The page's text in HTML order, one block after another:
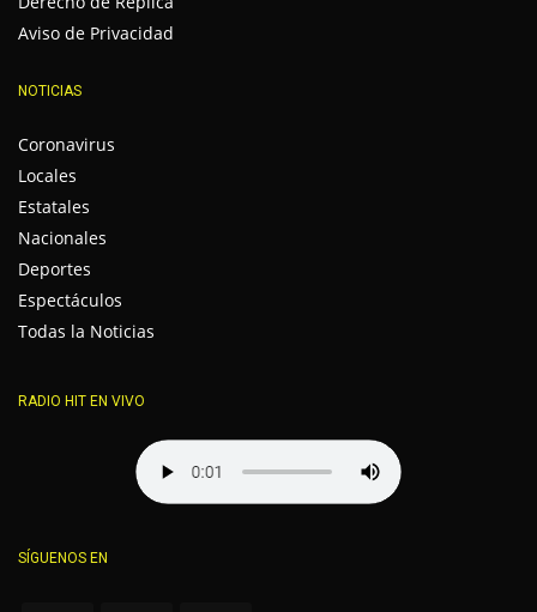
Aviso de Privacidad
NOTICIAS
Coronavirus
Locales
Estatales
Nacionales
Deportes
Espectáculos
Todas la Noticias
RADIO HIT EN VIVO
SÍGUENOS EN